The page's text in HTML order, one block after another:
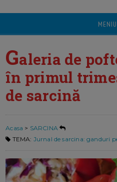
MENIU
Galeria de
în primul
de sarcină
Acasa > SARCINA
TEMA: Jurnal de sarcina: ganduri